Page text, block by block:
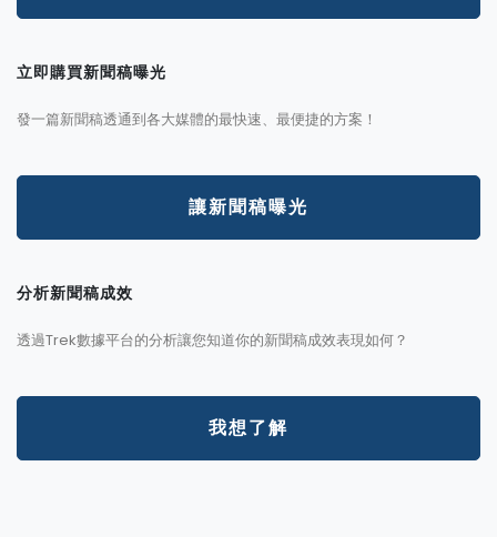
立即購買新聞稿曝光
發一篇新聞稿透通到各大媒體的最快速、最便捷的方案！
讓新聞稿曝光
分析新聞稿成效
透過Trek數據平台的分析讓您知道你的新聞稿成效表現如何？
我想了解